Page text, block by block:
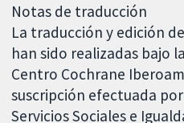
Notas de traducción
La traducción y edición
han sido realizadas bajo
Centro Cochrane
suscripción efectuada
Servicios Sociales e